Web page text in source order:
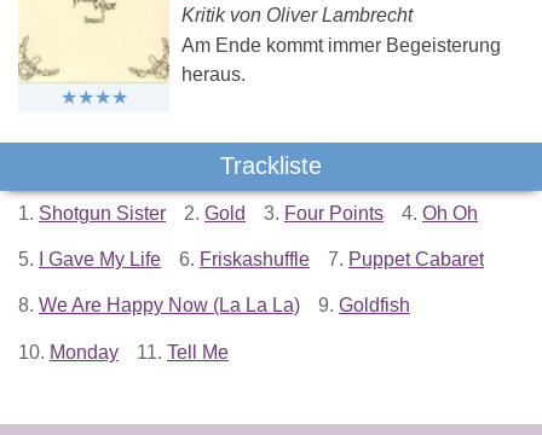
Kritik von Oliver Lambrecht
Am Ende kommt immer Begeisterung
heraus.
Trackliste
1. Shotgun Sister 2. Gold 3. Four Points 4. Oh Oh
5. I Gave My Life 6. Friskashuffle 7. Puppet Cabaret
8. We Are Happy Now (La La La) 9. Goldfish
10. Monday 11. Tell Me